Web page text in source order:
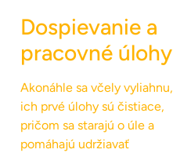
Dospievanie a
pracovné úlohy
Akonáhle sa včely vyliahnu,
ich prvé úlohy sú čistiace,
pričom sa starajú o úle a
pomáhajú udržiavať